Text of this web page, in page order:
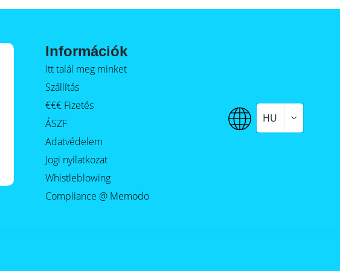
Információk
Itt talál meg minket
Szállítás
€€€ Fizetés
ÁSZF
Adatvédelem
Jogi nyilatkozat
Whistleblowing
Compliance @ Memodo
HU